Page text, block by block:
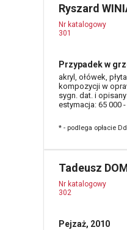
Ryszard
Nr katalogowy
301
Przypadek w
akryl, ołówek,
kompozycji w
sygn. dat. i
estymacja: 65 000 -
* - podlega opłacie
Tadeusz
Nr katalogowy
302
Pejzaż, 2010